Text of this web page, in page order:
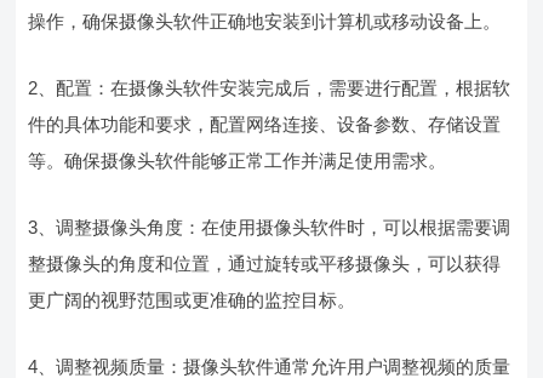
操作，确保摄像头软件正确地安装到计算机或移动设备上。
2、配置：在摄像头软件安装完成后，需要进行配置，根据软
件的具体功能和要求，配置网络连接、设备参数、存储设置
等。确保摄像头软件能够正常工作并满足使用需求。
3、调整摄像头角度：在使用摄像头软件时，可以根据需要调
整摄像头的角度和位置，通过旋转或平移摄像头，可以获得
更广阔的视野范围或更准确的监控目标。
4、调整视频质量：摄像头软件通常允许用户调整视频的质量